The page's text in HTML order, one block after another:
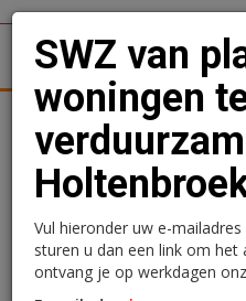
Woningmarkt
SWZ van
woningen te
SWZ van
woningen
Vul hieronder uw e-
sturen u dan een link om het
ontvang je op werkdagen